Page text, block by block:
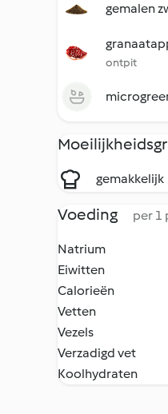
gemalen
ontpit
gemakkelijk
Voeding per 1
Natrium
Eiwitten
Calorieën
Vetten
Vezels
Verzadigd vet
Koolhydraten